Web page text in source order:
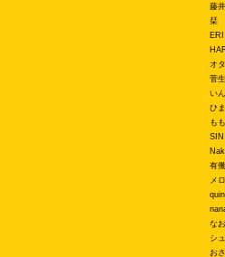
藤
栞
ERI
オ
菅生
い
ひ
も
SIN
有
メロ
な
シ
お